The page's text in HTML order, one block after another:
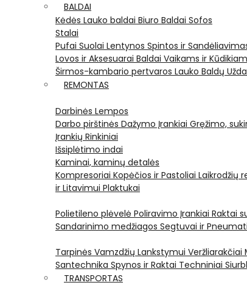
BALDAI
Kėdės Lauko baldai Biuro Baldai Sofos
Stalai
Pufai Suolai Lentynos Spintos ir
Lovos ir Aksesuarai Baldai Vaikams ir
Širmos-kambario pertvaros Lauko Baldų
REMONTAS
Darbinės Lempos
Darbo pirštinės Dažymo Įrankiai Gręžimo,
Įrankių Rinkiniai
Išsiplėtimo indai
Kaminai, kaminų detalės
Kompresoriai Kopėčios ir Pastoliai Laikrodžių
ir Litavimui Plaktukai
Polietileno plėvelė Poliravimo Įrankiai Raktai
Sandarinimo medžiagos Segtuvai ir
Tarpinės Vamzdžių Lankstymui Veržliarakčiai
Santechnika Spynos ir Raktai Techniniai
TRANSPORTAS